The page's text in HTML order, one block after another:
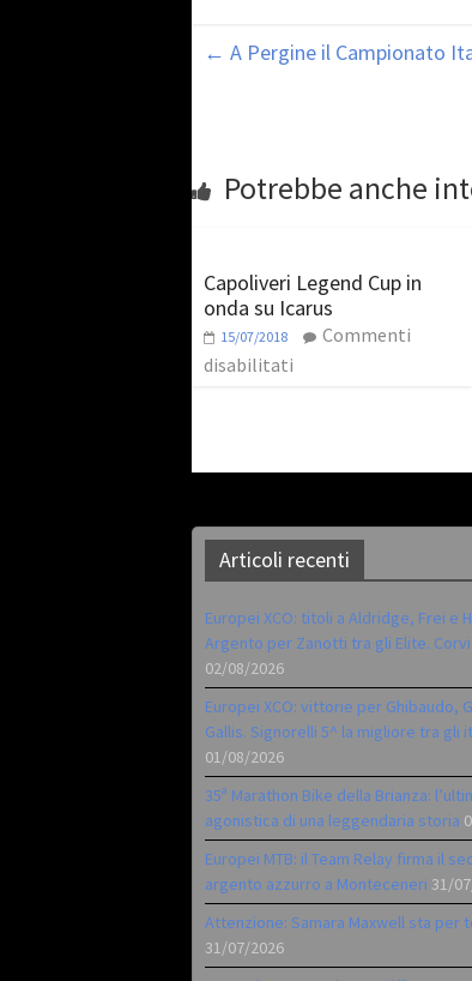
← A Pergine il Campionato
Potrebbe anche
Capoliveri Legend Cup in
onda su Icarus
15/07/2018
Commenti
disabilitati
Articoli recenti
Europei XCO: titoli a Aldridge, Frei e
Argento per Zanotti tra gli Elite.
02/08/2026
Europei XCO: vittorie per Ghibaudo,
Gallis. Signorelli 5^ la migliore tra gli
01/08/2026
35ª Marathon Bike della Brianza:
agonistica di una leggendaria storia
Europei MTB: il Team Relay firma il
argento azzurro a Monteceneri 31/
Attenzione: Samara Maxwell sta per
31/07/2026